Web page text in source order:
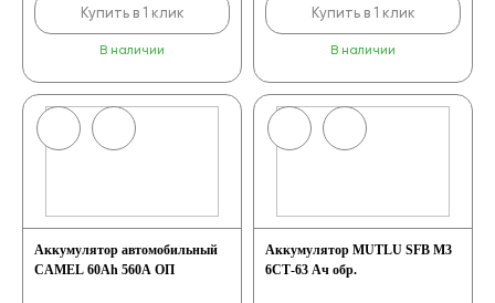
Купить в 1 клик
В наличии
Купить в 1 клик
В наличии
Аккумулятор автомобильный
CAMEL 60Ah 560A ОП
Аккумулятор MUTLU SFB M3
6СТ-63 Ач обр.